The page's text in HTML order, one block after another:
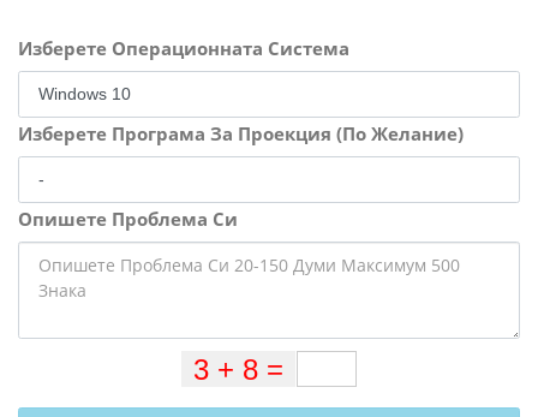
Изберете Операционната Система
Изберете Програма За Проекция (По Желание)
Опишете Проблема Си